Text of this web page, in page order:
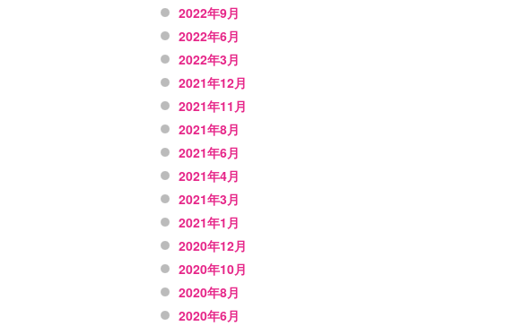
2022年9月
2022年6月
2022年3月
2021年12月
2021年11月
2021年8月
2021年6月
2021年4月
2021年3月
2021年1月
2020年12月
2020年10月
2020年8月
2020年6月